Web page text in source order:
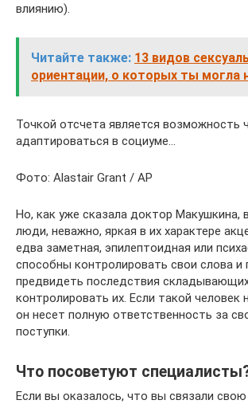
влиянию).
Читайте также: 13 видов
ориентации, о которых ты могла
Точкой отсчета является возможность
адаптироваться в социуме…
Фото: Alastair Grant / AP
Но, как уже сказала доктор Макушкина,
люди, неважно, яркая в их характере
едва заметная, эпилептоидная или
способны контролировать свои слова и
предвидеть последствия
контролировать их. Если такой человек
он несет полную ответственность за
поступки.
Что посоветуют
Если вы оказалось, что вы связали